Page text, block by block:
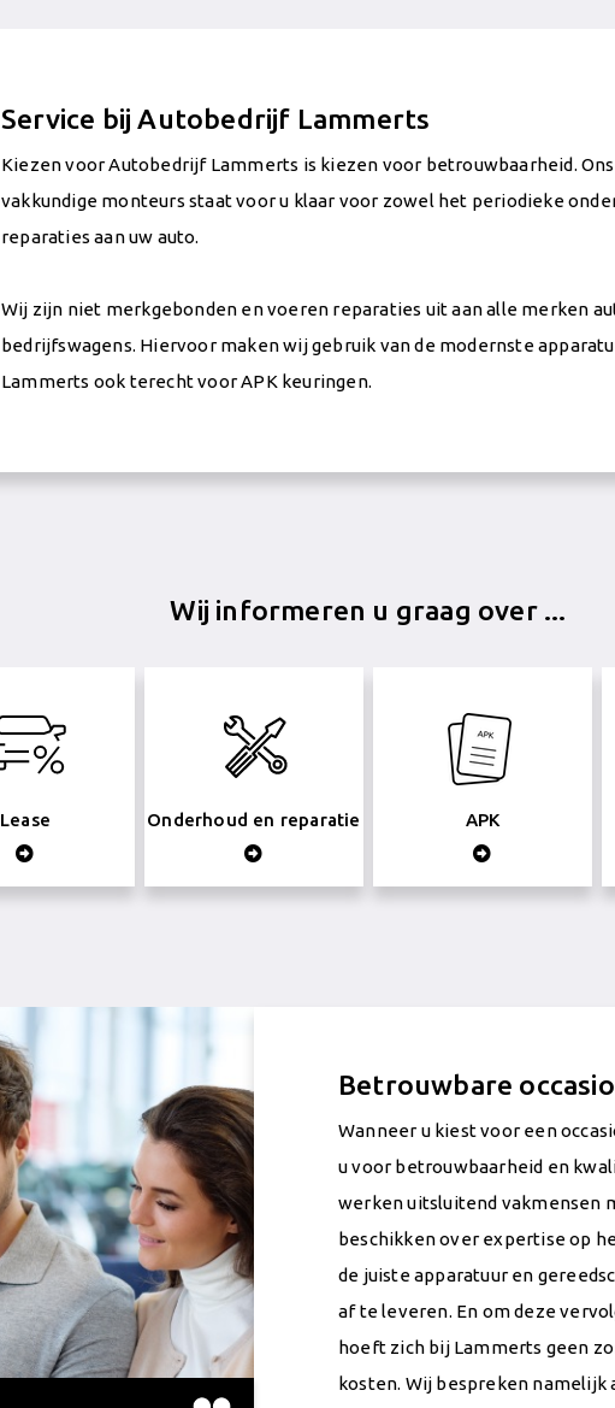
Service bij Autobedrijf Lammerts
Kiezen voor Autobedrijf Lammerts is kiezen voor betrouwbaarheid.
vakkundige monteurs staat voor u klaar voor zowel het periodieke
reparaties aan uw auto.
Wij zijn niet merkgebonden en voeren reparaties uit aan alle merken
bedrijfswagens. Hiervoor maken wij gebruik van de modernste
Lammerts ook terecht voor APK keuringen.
Wij informeren u graag over ...
Lease Onderhoud en reparatie APK
Betrouwbare
Wanneer u kiest voor een
u voor betrouwbaarheid en
werken uitsluitend vakmensen
beschikken over expertise op
de juiste apparatuur en
af te leveren. En om deze
hoeft zich bij Lammerts geen
kosten. Wij bespreken